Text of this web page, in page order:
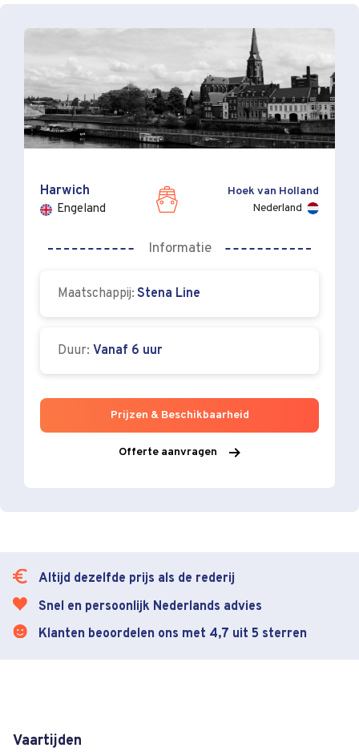
Harwich
Engeland
Hoek van Holland
Nederland
Informatie
Maatschappij: Stena Line
Duur: Vanaf 6 uur
Prijzen & Beschikbaarheid
Offerte aanvragen
Altijd dezelfde prijs als de rederij
Snel en persoonlijk Nederlands advies
Klanten beoordelen ons met 4,7 uit 5 sterren
Vaartijden